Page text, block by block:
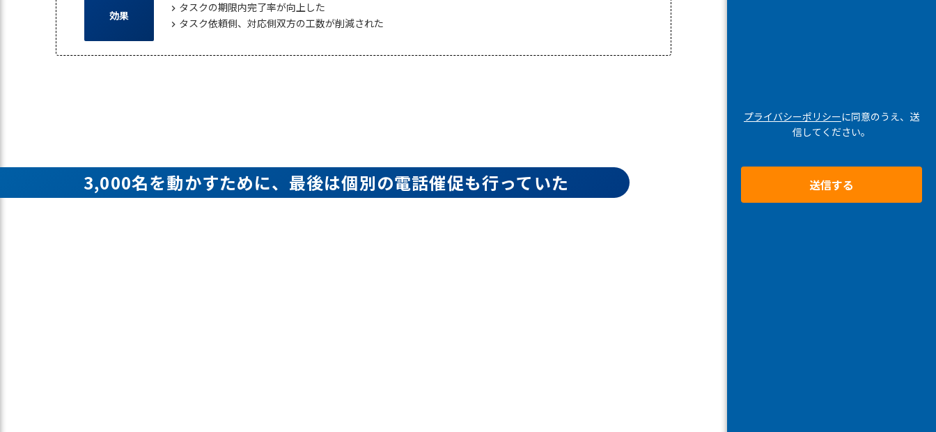
効果 chevron_right タスクの期限内完了率が向上した
chevron_right タスク依頼側、対応側双方の工数が削減された
3,000名を動かすために、最後は個別の電話催促も行っていた
プライバシーポリシーに同意のうえ、送
信してください。